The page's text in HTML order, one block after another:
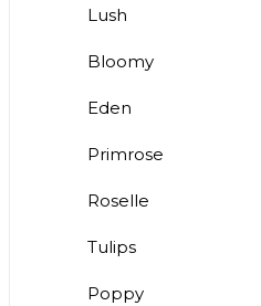
Lush
Bloomy
Eden
Primrose
Roselle
Tulips
Poppy